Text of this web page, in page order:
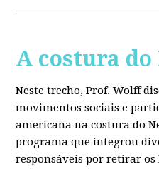
A costura do
Neste trecho, Prof. Wolff
movimentos sociais e
americana na costura do
programa que integrou
responsáveis por retirar os